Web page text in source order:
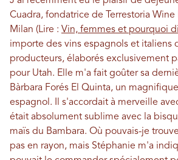
Cuadra, fondatrice de Terrestoria Wine
Milan (Lire : Vin, femmes et pourquoi
importe des vins espagnols et italiens
producteurs, élaborés exclusivement
pour Utah. Elle m'a fait goûter sa
Bàrbara Forés El Quinta, un
espagnol. Il s'accordait à merveille
était absolument sublime avec la
maïs du Bambara. Où pouvais-je
pas en rayon, mais Stéphanie m'a